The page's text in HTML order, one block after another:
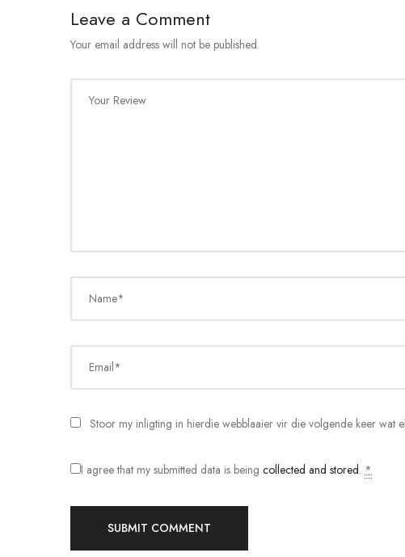
Leave a Comment
Your email address will not be published.
Your Review
Name*
Email*
Stoor my inligting in hierdie webblaaier vir die volgende keer wat
I agree that my submitted data is being collected and stored. *